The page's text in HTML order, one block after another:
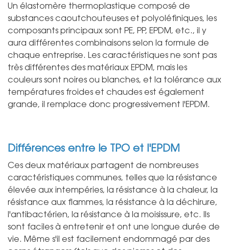
Un élastomère thermoplastique composé de
substances caoutchouteuses et polyoléfiniques, les
composants principaux sont PE, PP, EPDM, etc., il y
aura différentes combinaisons selon la formule de
chaque entreprise. Les caractéristiques ne sont pas
très différentes des matériaux EPDM, mais les
couleurs sont noires ou blanches, et la tolérance aux
températures froides et chaudes est également
grande, il remplace donc progressivement l'EPDM.
Différences entre le TPO et l'EPDM
Ces deux matériaux partagent de nombreuses
caractéristiques communes, telles que la résistance
élevée aux intempéries, la résistance à la chaleur, la
résistance aux flammes, la résistance à la déchirure,
l'antibactérien, la résistance à la moisissure, etc. Ils
sont faciles à entretenir et ont une longue durée de
vie. Même s'il est facilement endommagé par des